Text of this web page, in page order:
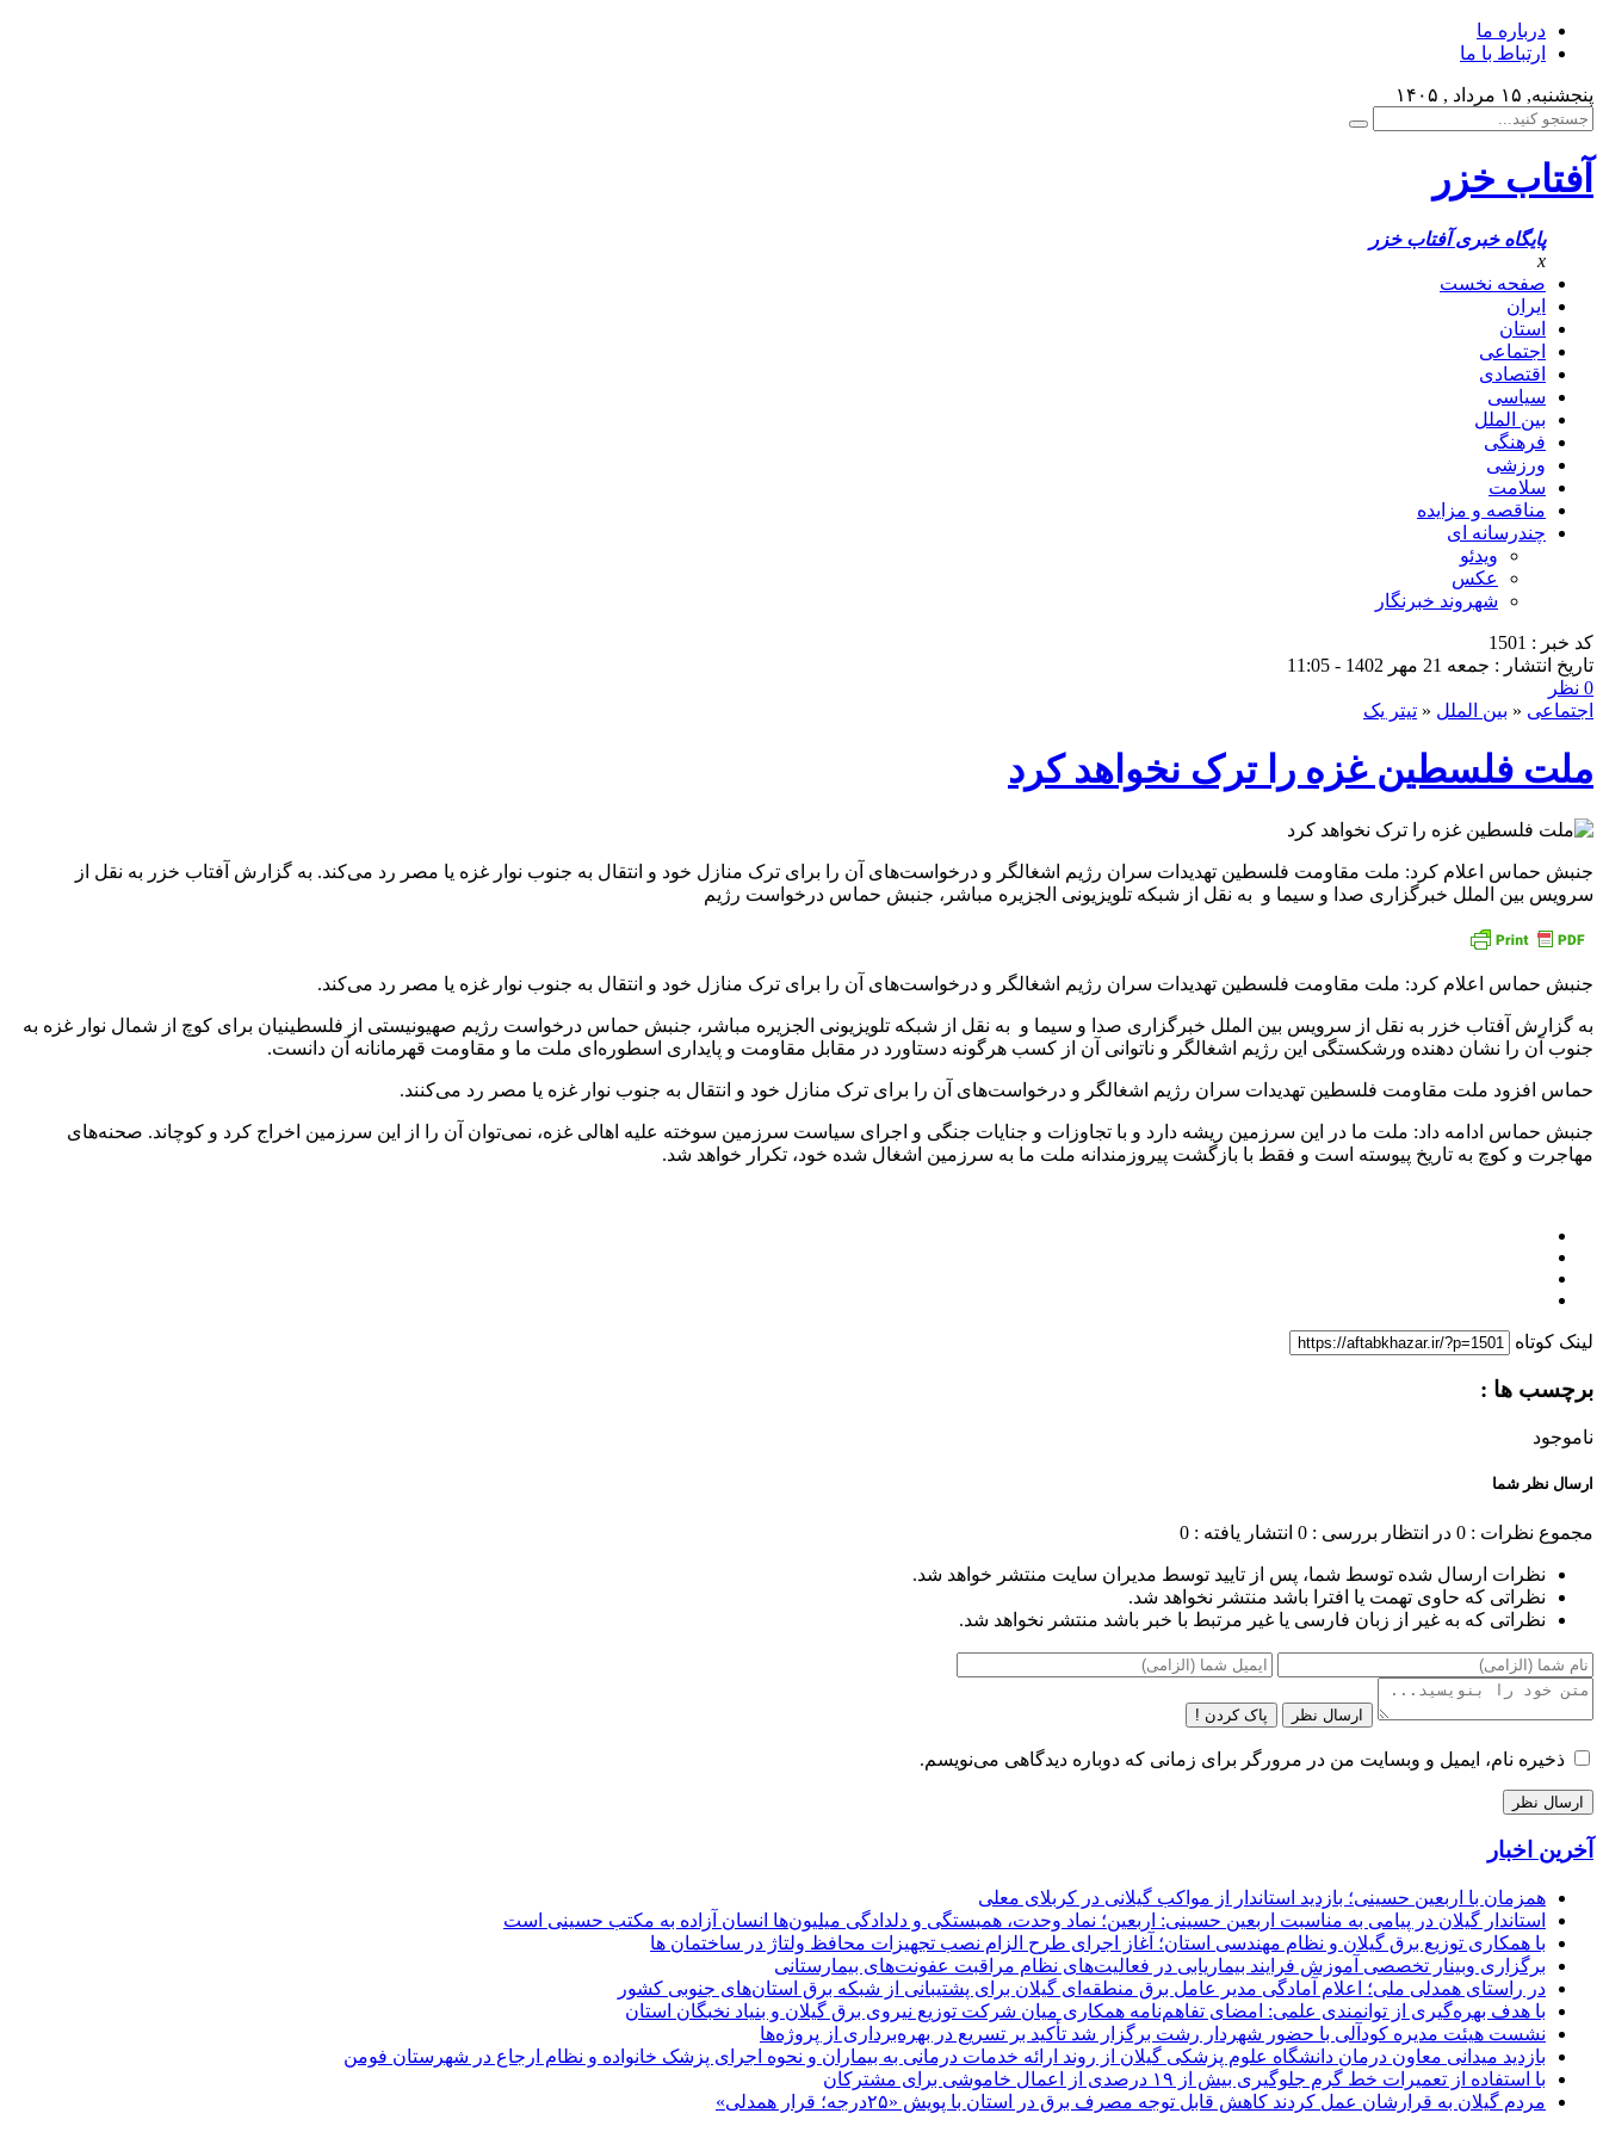
درباره ما
ارتباط با ما
پنجشنبه, ۱۵ مرداد , ۱۴۰۵
آفتاب خزر
پایگاه خبری آفتاب خزر
x
صفحه نخست
ایران
استان
اجتماعی
اقتصادی
سیاسی
بین الملل
فرهنگی
ورزشی
سلامت
مناقصه و مزایده
چندرسانه ای
ویدئو
عکس
شهروند خبرنگار
کد خبر : 1501
تاریخ انتشار : جمعه 21 مهر 1402 - 11:05
0 نظر
اجتماعی « بین الملل « تیتر یک
ملت فلسطین غزه را ترک نخواهد کرد
جنبش حماس اعلام کرد: ملت مقاومت فلسطین تهدیدات سران رژیم اشغالگر و درخواست‌های آن را برای ترک منازل خود و انتقال به جنوب نوار غزه یا مصر رد می‌کند. به گزارش­ ­آفتاب خزر به نقل از
سرویس بین الملل خبرگزاری صدا و سیما و به نقل از شبکه تلویزیونی الجزیره مباشر، جنبش حماس درخواست رژیم
جنبش حماس اعلام کرد: ملت مقاومت فلسطین تهدیدات سران رژیم اشغالگر و درخواست‌های آن را برای ترک منازل خود و انتقال به جنوب نوار غزه یا مصر رد می‌کند.
به گزارش­ ­آفتاب خزر به نقل از سرویس بین الملل خبرگزاری صدا و سیما و به نقل از شبکه تلویزیونی الجزیره مباشر، جنبش حماس درخواست رژیم صهیونیستی از فلسطینیان برای کوچ از شمال نوار غزه به
جنوب آن را نشان دهنده ورشکستگی این رژیم اشغالگر و ناتوانی آن از کسب هرگونه دستاورد در مقابل مقاومت و پایداری اسطوره‌ای ملت ما و مقاومت قهرمانانه آن دانست.
حماس افزود ملت مقاومت فلسطین تهدیدات سران رژیم اشغالگر و درخواست‌های آن را برای ترک منازل خود و انتقال به جنوب نوار غزه یا مصر رد می‌کنند.
جنبش حماس ادامه داد: ملت ما در این سرزمین ریشه دارد و با تجاوزات و جنایات جنگی و اجرای سیاست سرزمین سوخته علیه اهالی غزه، نمی‌توان آن را از این سرزمین اخراج کرد و کوچاند. صحنه‌های
مهاجرت و کوچ به تاریخ پیوسته است و فقط با بازگشت پیروزمندانه ملت ما به سرزمین اشغال شده خود، تکرار خواهد شد.
لینک کوتاه
برچسب ها :
ناموجود
ارسال نظر شما
مجموع نظرات : 0 در انتظار بررسی : 0 انتشار یافته : 0
نظرات ارسال شده توسط شما، پس از تایید توسط مدیران سایت منتشر خواهد شد.
نظراتی که حاوی تهمت یا افترا باشد منتشر نخواهد شد.
نظراتی که به غیر از زبان فارسی یا غیر مرتبط با خبر باشد منتشر نخواهد شد.
ارسال نظر پاک کردن !
ذخیره نام، ایمیل و وبسایت من در مرورگر برای زمانی که دوباره دیدگاهی می‌نویسم.
آخرین اخبار
همزمان با اربعین حسینی؛ بازدید استاندار از مواکب گیلانی در کربلای معلی
استاندار گیلان در پیامی به مناسبت اربعین حسینی: اربعین؛ نماد وحدت، همبستگی و دلدادگی میلیون‌ها انسان آزاده به مکتب حسینی است
با همکاری توزیع برق گیلان و نظام مهندسی استان؛ آغاز اجرای طرح الزام نصب تجهیزات محافظ ولتاژ در ساختمان ها
برگزاری وبینار تخصصی آموزش فرایند بیماریابی در فعالیت‌های نظام مراقبت عفونت‌های بیمارستانی
در راستای همدلی ملی؛ اعلام آمادگی مدیر عامل برق منطقه‌ای گیلان برای پشتیبانی از شبكه برق استان‌های جنوبی كشور
با هدف بهره‌گیری از توانمندی علمی: امضای تفاهم‌نامه همكاری میان شركت توزیع نیروی برق گیلان و بنیاد نخبگان استان
نشست هیئت مدیره کودآلی با حضور شهردار رشت برگزار شد تأکید بر تسریع در بهره‌برداری از پروژه‌ها
بازدید میدانی معاون درمان دانشگاه علوم پزشکی گیلان از روند ارائه خدمات درمانی به بیماران و نحوه اجرای پزشک خانواده و نظام ارجاع در شهرستان فومن
با استفاده از تعمیرات خط گرم جلوگیری بیش از ۱۹ درصدی از اعمال خاموشی برای مشتركان
مردم گیلان به قرارشان عمل کردند كاهش قابل توجه مصرف برق در استان با پویش «۲۵درجه؛ قرار همدلی»